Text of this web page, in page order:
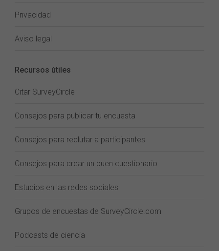
Privacidad
Aviso legal
Recursos útiles
Citar SurveyCircle
Consejos para publicar tu encuesta
Consejos para reclutar a participantes
Consejos para crear un buen cuestionario
Estudios en las redes sociales
Grupos de encuestas de SurveyCircle.com
Podcasts de ciencia